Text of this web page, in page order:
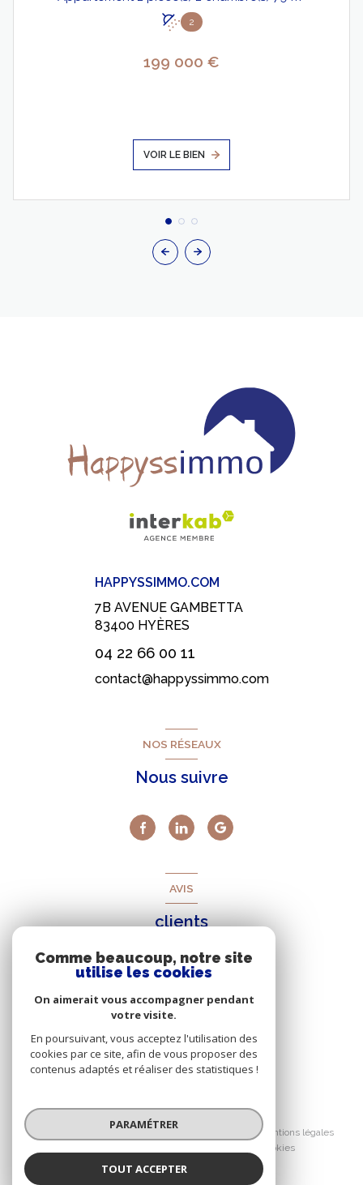
2
199 000 €
VOIR LE BIEN
HAPPYSSIMMO.COM
7B AVENUE GAMBETTA
83400 HYÈRES
04 22 66 00 11
contact@happyssimmo.com
NOS RÉSEAUX
Nous suivre
AVIS
clients
© 2026 | Tous droits réservés
Mentions légales
Cookies
Comme beaucoup, notre site
utilise les cookies
On aimerait vous accompagner pendant
votre visite.
En poursuivant, vous acceptez l'utilisation des
cookies par ce site, afin de vous proposer des
contenus adaptés et réaliser des statistiques !
PARAMÉTRER
TOUT ACCEPTER